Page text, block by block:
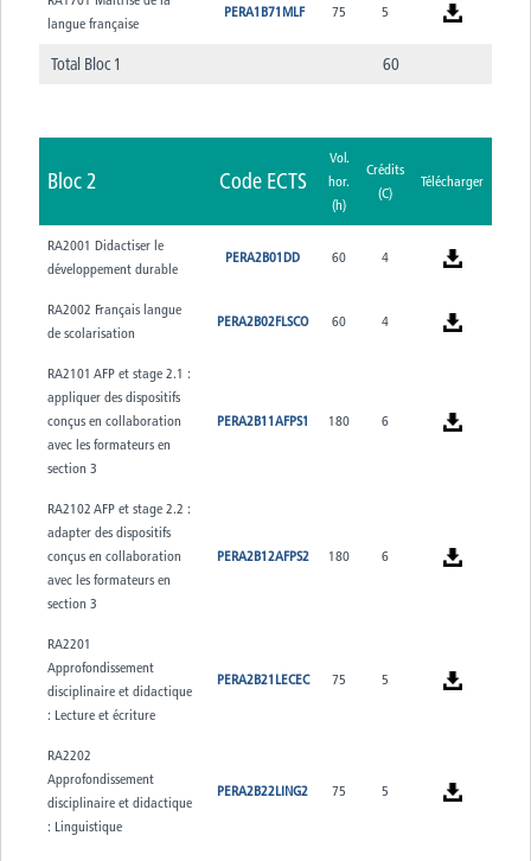
langue française
PERA1B71MLF 75 5
Total Bloc 1 60
Bloc 2 Code ECTS
Vol.
hor.
(h)
Crédits
(C)
Télécharger
RA2001 Didactiser le
développement durable
PERA2B01DD 60 4
RA2002 Français langue
de scolarisation
PERA2B02FLSCO 60 4
RA2101 AFP et stage 2.1 :
appliquer des dispositifs
conçus en collaboration
avec les formateurs en
section 3
PERA2B11AFPS1 180 6
RA2102 AFP et stage 2.2 :
adapter des dispositifs
conçus en collaboration
avec les formateurs en
section 3
PERA2B12AFPS2 180 6
RA2201
Approfondissement
disciplinaire et didactique
: Lecture et écriture
PERA2B21LECEC 75 5
RA2202
Approfondissement
disciplinaire et didactique
: Linguistique
PERA2B22LING2 75 5